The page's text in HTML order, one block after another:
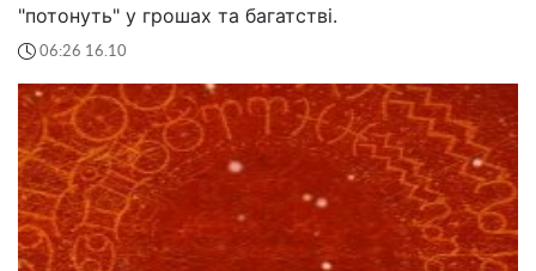
"потонуть" у грошах та багатстві.
06:26 16.10